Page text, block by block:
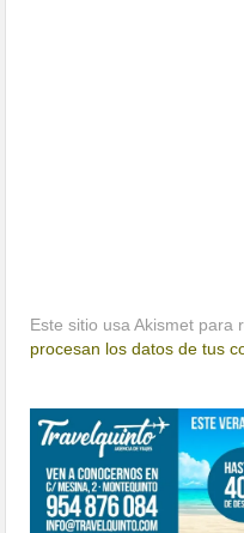
Este sitio usa Akismet para
procesan los datos de tus